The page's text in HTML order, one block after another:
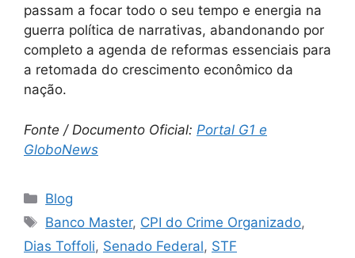
passam a focar todo o seu tempo e energia na
guerra política de narrativas, abandonando por
completo a agenda de reformas essenciais para
a retomada do crescimento econômico da
nação.
Fonte / Documento Oficial: Portal G1 e
GloboNews
Categorias
Blog
Tags
Banco Master, CPI do Crime Organizado,
Dias Toffoli, Senado Federal, STF